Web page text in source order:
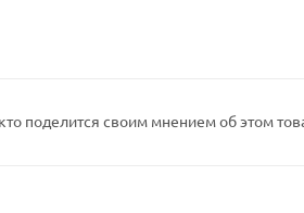
поделится своим мнением об этом